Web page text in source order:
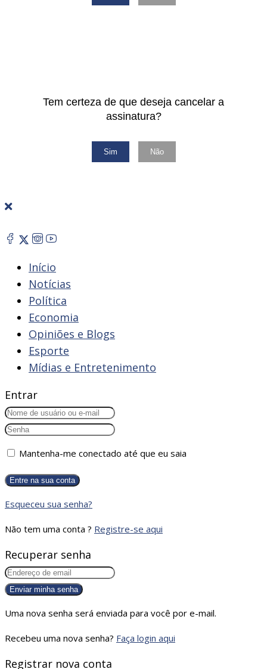
Tem certeza de que deseja cancelar a
assinatura?
Sim Não
Início
Notícias
Política
Economia
Opiniões e Blogs
Esporte
Mídias e Entretenimento
Entrar
Mantenha-me conectado até que eu saia
Esqueceu sua senha?
Não tem uma conta ? Registre-se aqui
Recuperar senha
Uma nova senha será enviada para você por e-mail.
Recebeu uma nova senha? Faça login aqui
Registrar nova conta